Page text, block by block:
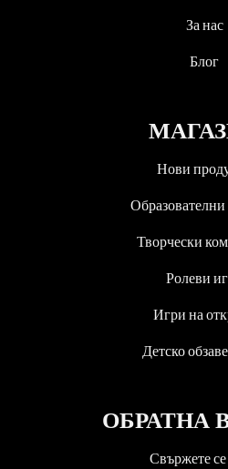
За нас
Блог
Нови
Образователни
Творчески
Ролеви
Игри на
Детско
ОБРАТНА
Свържете се